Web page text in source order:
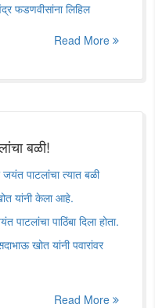
फडणवीसांना लिहिल
Read More
बळी!
पाटलांचा त्यात बळी
यांनी केला आहे.
पाटलांचा पाठिंबा दिला होता.
खोत यांनी पवारांवर
Read More